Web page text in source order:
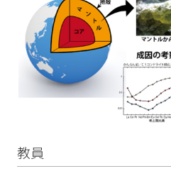
教員